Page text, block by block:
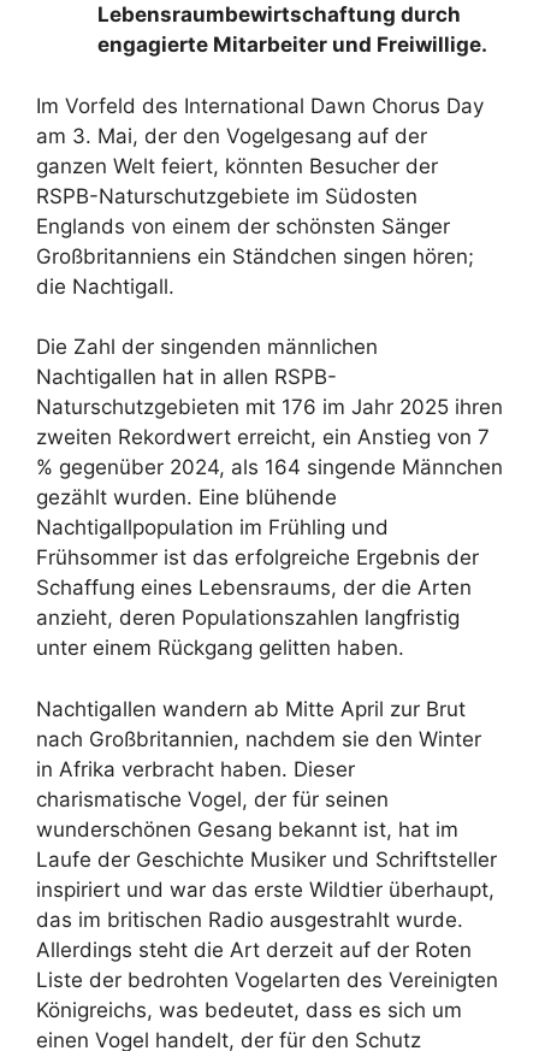
Lebensraumbewirtschaftung durch
engagierte Mitarbeiter und Freiwillige.
Im Vorfeld des International Dawn Chorus Day
am 3. Mai, der den Vogelgesang auf der
ganzen Welt feiert, könnten Besucher der
RSPB-Naturschutzgebiete im Südosten
Englands von einem der schönsten Sänger
Großbritanniens ein Ständchen singen hören;
die Nachtigall.
Die Zahl der singenden männlichen
Nachtigallen hat in allen RSPB-
Naturschutzgebieten mit 176 im Jahr 2025 ihren
zweiten Rekordwert erreicht, ein Anstieg von 7
% gegenüber 2024, als 164 singende Männchen
gezählt wurden. Eine blühende
Nachtigallpopulation im Frühling und
Frühsommer ist das erfolgreiche Ergebnis der
Schaffung eines Lebensraums, der die Arten
anzieht, deren Populationszahlen langfristig
unter einem Rückgang gelitten haben.
Nachtigallen wandern ab Mitte April zur Brut
nach Großbritannien, nachdem sie den Winter
in Afrika verbracht haben. Dieser
charismatische Vogel, der für seinen
wunderschönen Gesang bekannt ist, hat im
Laufe der Geschichte Musiker und Schriftsteller
inspiriert und war das erste Wildtier überhaupt,
das im britischen Radio ausgestrahlt wurde.
Allerdings steht die Art derzeit auf der Roten
Liste der bedrohten Vogelarten des Vereinigten
Königreichs, was bedeutet, dass es sich um
einen Vogel handelt, der für den Schutz